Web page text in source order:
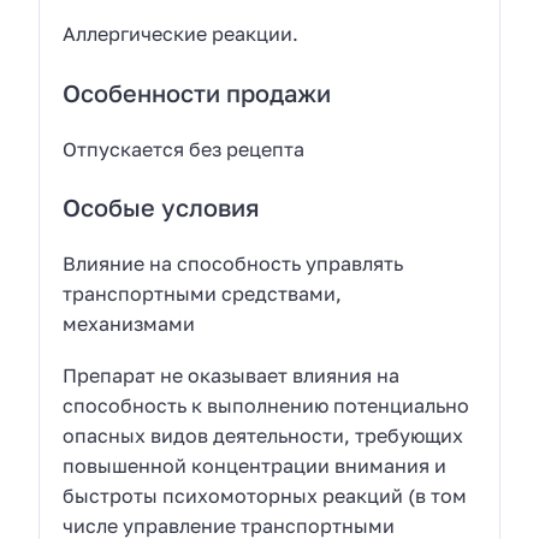
Аллергические реакции.
Особенности продажи
Отпускается без рецепта
Особые условия
Влияние на способность управлять
транспортными средствами,
механизмами
Препарат не оказывает влияния на
способность к выполнению потенциально
опасных видов деятельности, требующих
повышенной концентрации внимания и
быстроты психомоторных реакций (в том
числе управление транспортными